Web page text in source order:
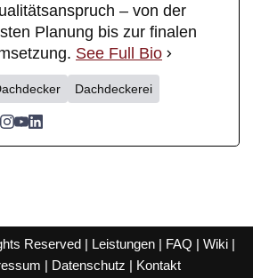
– von der
Planung bis zur finalen
See Full Bio
Dachdeckerei
Reserved | Leistungen FAQ Wiki
Datenschutz Kontakt